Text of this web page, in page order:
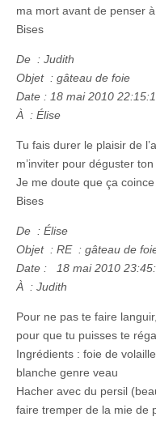
ma mort avant de penser
Bises
De : Judith
Objet : gâteau de foie
Date : 18 mai 2010
À : Élise
Tu fais durer le plaisir de
m’inviter pour déguster
Je me doute que ça
Bises
De : Élise
Objet : RE : gâteau de
Date : 18 mai 2010
À : Judith
Pour ne pas te faire
pour que tu puisses te
Ingrédients : foie de
blanche genre veau
Hacher avec du persil
faire tremper de la mie de